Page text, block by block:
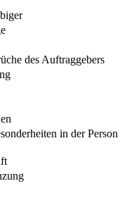
des Auftraggebers
in der Person